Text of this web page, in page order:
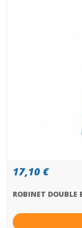
17,10 €
ROBINET DOUBLE